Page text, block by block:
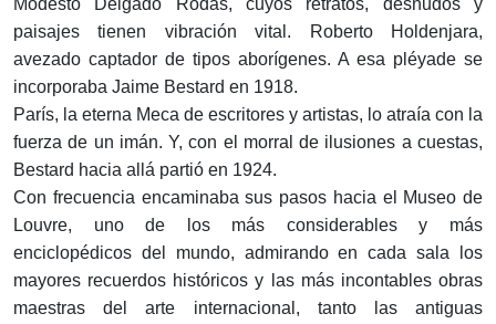
Modesto Delgado Rodas, cuyos retratos, desnudos y
paisajes tienen vibración vital. Roberto Holdenjara,
avezado captador de tipos aborígenes. A esa pléyade se
incorporaba Jaime Bestard en 1918.
París, la eterna Meca de escritores y artistas, lo atraía con la
fuerza de un imán. Y, con el morral de ilusiones a cuestas,
Bestard hacia allá partió en 1924.
Con frecuencia encaminaba sus pasos hacia el Museo de
Louvre, uno de los más considerables y más
enciclopédicos del mundo, admirando en cada sala los
mayores recuerdos históricos y las más incontables obras
maestras del arte internacional, tanto las antiguas